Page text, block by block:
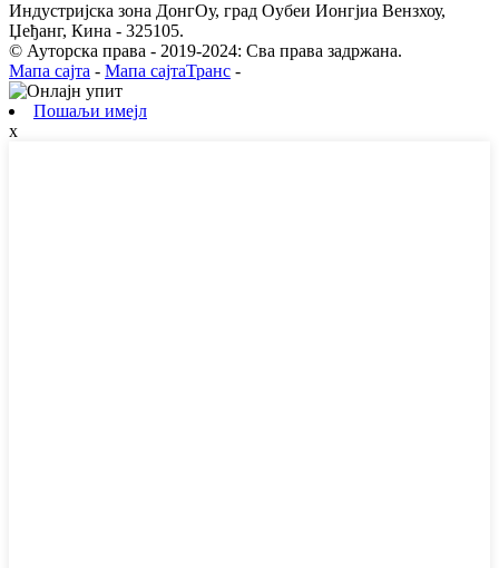
Индустријска зона ДонгОу, град Оубеи Ионгјиа Вензхоу,
Џеђанг, Кина - 325105.
© Ауторска права - 2019-2024: Сва права задржана.
Мапа сајта - Мапа сајтаТранс -
Пошаљи имејл
x